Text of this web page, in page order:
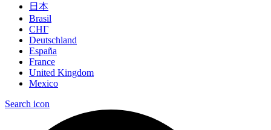
日本
Brasil
СНГ
Deutschland
España
France
United Kingdom
Mexico
Search icon